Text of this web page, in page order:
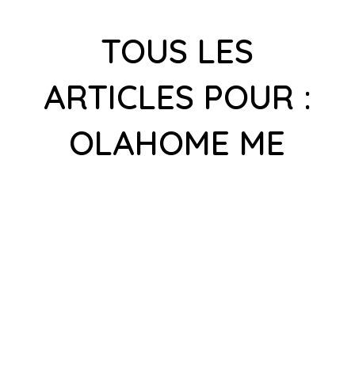
TOUS LES
ARTICLES POUR :
OLAHOME ME